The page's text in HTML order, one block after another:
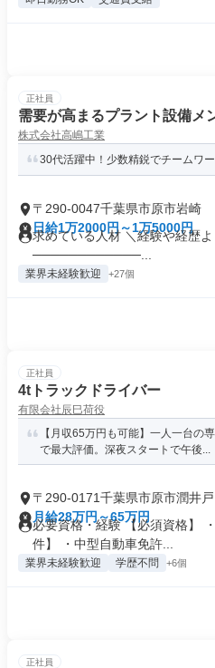
正社員
需要が高まるプラント設備メ
株式会社高嶋工業
30代活躍中！少数精鋭でチームワ
〒290-0047千葉県市原市岩崎
日給1万2000円～1万5000円
求めている人材 ＼経験や経歴
────────────...
業界未経験歓迎 +27個
正社員
4tトラックドライバー
有限会社辰巳荷役
【月収65万円も可能】一人一台の
で最大評価。深夜スタートで午後...
〒290-0171千葉県市原市潤井戸
月給28万円～65万円
必要資格・経験 【必須資格】
件】 ・中型自動車免許...
業界未経験歓迎 学歴不問 +6個
正社員